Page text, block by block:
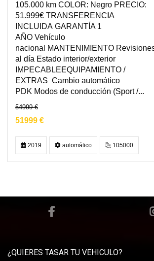
105.000 km COLOR: Negro PRECIO:
51.999€ TRANSFERENCIA
INCLUIDA GARANTÍA 1
AÑO Vehículo
nacional MANTENIMIENTO
al día Estado interior/exterior
IMPECABLEEQUIPAMIENTO /
EXTRAS Cambio automático
PDK Modos de conducción (Sport /...
54999 €
51999 €
2019 automático 105000
¿QUIERES TASAR TU VEHICULO?